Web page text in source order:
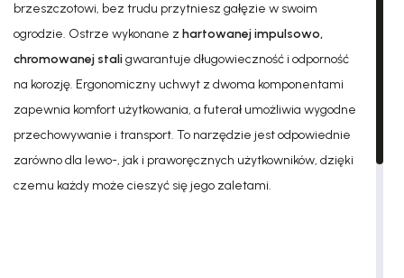
brzeszczotowi, bez trudu przytniesz gałęzie w swoim
ogrodzie. Ostrze wykonane z hartowanej impulsowo,
chromowanej staligwarantuje długowieczność i odporność
na korozję. Ergonomiczny uchwyt z dwoma komponentami
zapewnia komfort użytkowania, a futerał umożliwia wygodne
przechowywanie i transport. To narzędzie jest odpowiednie
zarówno dla lewo-, jak i praworęcznych użytkowników, dzięki
czemu każdy może cieszyć się jego zaletami.